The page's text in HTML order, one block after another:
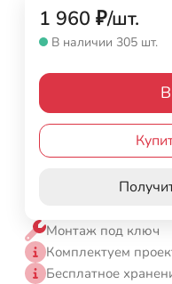
1 960 ₽/шт.
В наличии 305 шт.
Монтаж под ключ
Комплектуем
Бесплатное